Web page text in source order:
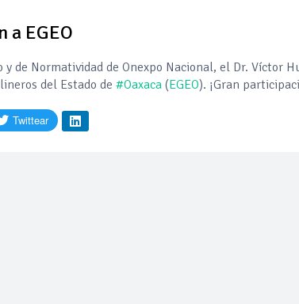
Pacto dispara 83% ventas diésel Pemex
Incertidumbre regulatoria pone a prueba
Precio del diésel comprime el margen
a EGEO
y de Normatividad de Onexpo Nacional, el Dr. Víctor
del Estado de #Oaxaca (EGEO). ¡Gran